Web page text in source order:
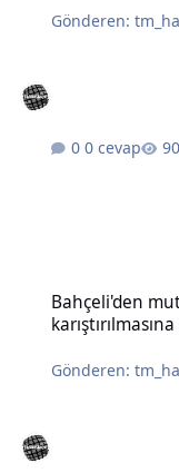
Gönderen:
0 cevap
Bahçeli'den
Gönderen: